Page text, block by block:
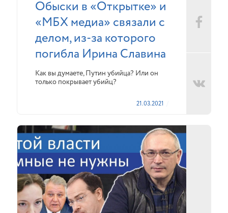
Обыски в «Открытке» и
«МБХ медиа» связали с
делом, из-за которого
погибла Ирина Славина
Как вы думаете, Путин убийца? Или он
только покрывает убийц?
21.03.2021